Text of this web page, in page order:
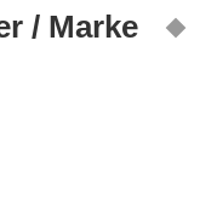
/ Marke